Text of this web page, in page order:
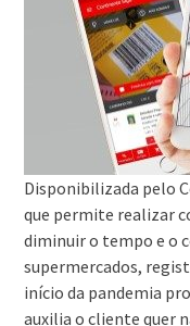
Disponibilizada pelo
que permite realizar
diminuir o tempo e o
supermercados,
início da pandemia
auxilia o cliente quer